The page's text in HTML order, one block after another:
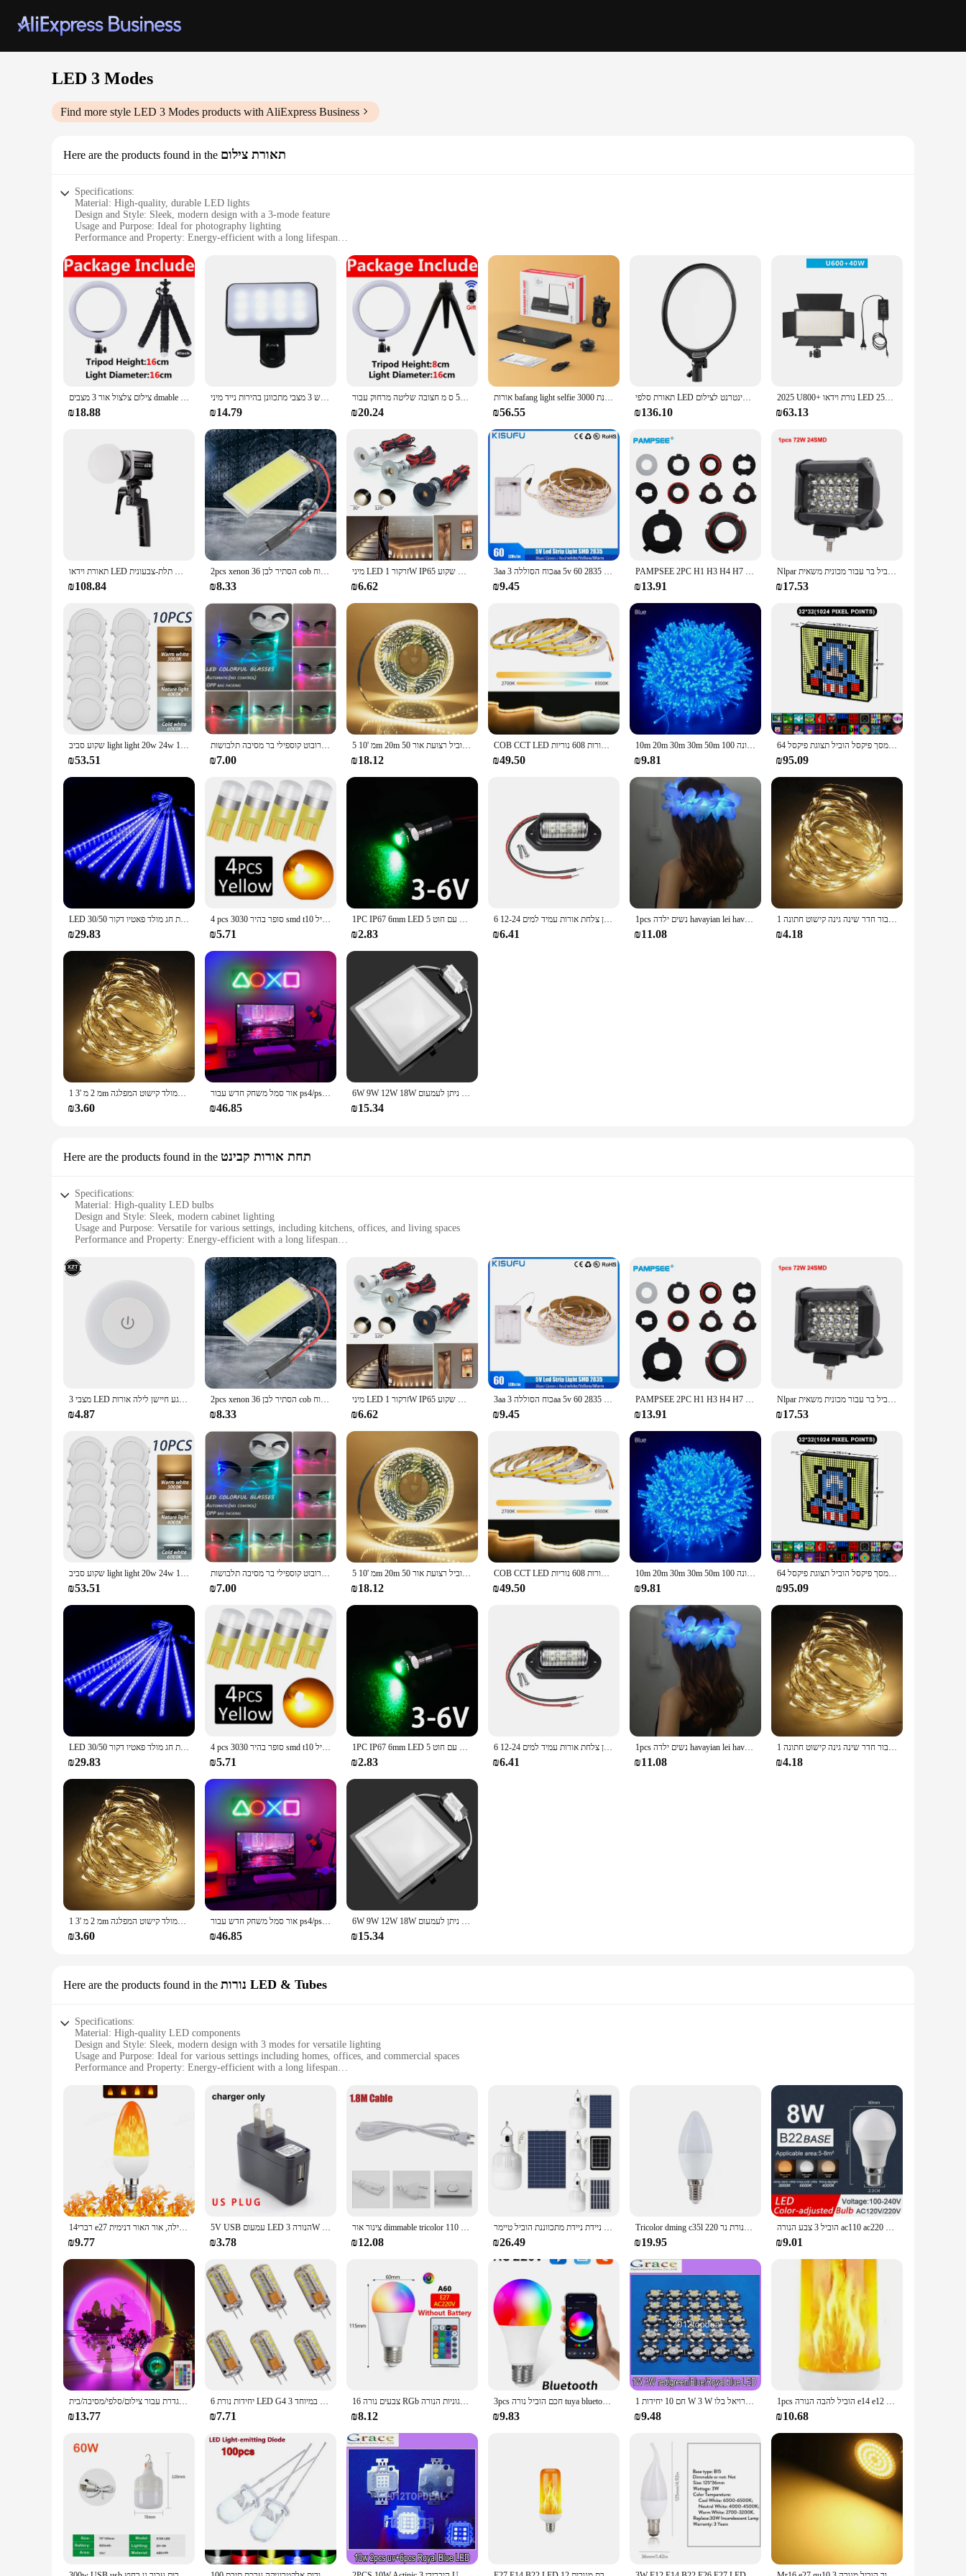
LED 3 Modes
Find more style LED 3 Modes products with AliExpress Business
Here are the products found in the תאורת צילום
Specifications:
Material: High-quality, durable LED lights
Design and Style: Sleek, modern design with a 3-mode feature
Usage and Purpose: Ideal for photography lighting
Performance and Property: Energy-efficient with a long lifespan
Applicable People: Photographers, videographers, and content creators
Features:
|Vendors|
**Enhanced Lighting for Your Creativity**
The LED 3 Modes Photography Lighting Kit is a versatile and essential tool for photographers and videographers looking to elevate their work. This kit, designed with a focus on performance and
style, offers a range of lighting options to suit various scenarios. The sleek design of the LED lights is not only aesthetically pleasing but also functional, providing ample illumination for your
projects. The energy-efficient nature of these lights ensures that you can work for extended periods without worrying about power consumption.
The LED 3 Modes Photography Lighting Kit is more than just a light source; it's a versatile tool that adapts to your creative needs. Whether you're shooting a product, a portrait, or a video, this kit has
while its durability ensures that it can withstand the rigors of frequent use.
**Ease of Use and Convenience**
The LED 3 Modes Photography Lighting Kit is designed with the user in mind. The set comes with everything you need to get started, making it an excellent choice for both beginners and
professionals. The ease of use is evident in the plug-and-play setup, allowing you to focus on your craft without the hassle of complicated installations. With its wholesale and vendor options, this kit is
not only accessible to individuals but also to businesses looking to stock up on reliable lighting equipment. The LED 3 Modes Photography Lighting Kit is a testament to the perfect blend of
functionality and convenience, making it an indispensable tool for anyone in the photography or videography industry.
צילום צלצול אור 3 מצבים dmable סלף אור טבעת עם חצובה & טלפון לעמוד עבור tiktok וידאו חי איפור למלא מנורה
₪18.88
חדש 3 מצבי מתכוונן בהירות נייד מיני selfie למלא קליפ rechargeon טלפון נייד מחשב לוח איפור
₪14.79
סלף טבעת אור 3 מצבי עעם מנורת צילום עם 50 ס מ חצובה שליטה מרחוק עבור tiktok וידאו חי איפור למלא אור
₪20.24
אורות bafang light selfie אור עבור טלפון 192, אור וידאו נטענת 3000mah, 3 מצבי אור למלא אור
₪56.55
תאורת סלפי LED בעלת 3 מצבים, קוטר גדול, ניתן לכוונון, תאורת מילוי לאיפור עם מעמד בסיס, מנורת צילום מוצקה, תאורת אינטרנט לצילום
₪136.10
2025 U800+ נורת וידאו LED לסטודיו צילום בי-צבע 2500K-8500k ניתן לכוון בעוצמה עם מעמד טריפוד רחוק להקלטת וידאו
₪63.13
תאורת וידאו LED תלת-צבעונית Andoer 2025 60W COB תאורת צילום 2800K-6800K לשידור חי ביתי סטודיו צילום מסחרי
₪108.84
2pcs xenon הסתיר לבן 36 cob הוביל כיפה מפה נורה מכונית פנים לוח
₪8.33
מיני LED זרקור 1W IP65 שקוע Downlight מקורה 12V ניתן לעמעום ספוט אור תקרת מנורת Showcase תצוגת מדרגות תאורה
₪6.62
3aa כוח הסוללה 3aa 5v הוביל רצועת רצועה 2835 60led 1 2 מ '3 מ' 4 מ '5 מ' 50cm גמיש פס אור עמיד למים סרט דיודה
₪9.45
PAMPSEE 2PC H1 H3 H4 H7 H8 H9 H11 H13 9004 9005 9006 9007 880 מתאם מחזיק בסיס שקעי מייצבת עבור S2 רכב LED פנס הנורה
₪13.91
Nlpar רכב הוביל בר אור/עבודה מחוץ למקום המבול הוביל בר עבור מכונית משאית SUV 4 x4 סירה atv ברברה הוביל 12v פנסים פנסים
₪17.53
שקוע סביב light light 20w 24w הוביל תקרה מנורת 110v 220v 230 תאורה פנימית תאורה לבן חם עבור ריקון הבית
₪53.51
משקפיים מובלים מדליקים את משקפי הסייברפאנק משקפי שמש עתידני לשנה חדשה רובוט קוספילי בר מסיבה תלבושות
₪7.00
5 מ '10m 20m 50 מ' הוביל רצועת אור ac 220v 230v 240v ip55 2835 120 נדדות סרט גמיש חבל אורות סרט תאורה 9 צבעים קישוט הבית
₪18.12
COB CCT LED רצועת אורות 608 נוריות/m צפיפות גבוהה גמיש Dimmable FOB Led קלטת 2700K כדי 6500K לשינוי תאורה DC12V 24V
₪49.50
10m 20m 30m 30m 50m 100 מ 'חג המולד גרלנד אורות הוביל מחרוזת פיות אור שפסטון מנורת שולחן תאורה דקורטיבית חיצוני למסיבת חתונה
₪9.81
מסך פיקסל הוביל תצוגת פיקסל 64 x64 rgb הוביל תצוגת לוח מטריצה עם מסך פיקסל יצירתי
₪95.09
LED מטאור מקלחת גשם אורות עמיד למים נופל טיפת גשם פיות מחרוזת אור למסיבת חג מולד פאטיו דקור 30/50CM
₪29.83
4 pcs סופר בהיר 3030 smd t10 הוביל w5w המכונית הכיפה אור אוטומטי פינוי קריאה מנורת 12 אביזרי רכב נורה דלת 12 אביזרים לבנים 6000k
₪5.71
1PC IP67 6mm LED עמיד למים מתכת מחוון מנורת עם חוט 5V 12V 24V 220V אדום/צהוב/כחול/ירוק/לבן מתכת כפתור
₪2.83
6 הוביל רכב מספר רישיון צלחת אורות עמיד למים 12-24v אוניברסלי משאית RV קרוון צלחת רישיון זנב צלחת לבן נורות צד
₪6.41
1pcs נשים ילדה havayian lei havayian lei ראש זוהרת אור השושבינות פרח כתר זר יום הולדת מסיבת חתונה
₪11.08
1 חבילת אור פיות חוט נחושת חוט אור 1/2/3/5/10 מ 'סוללה מופעל עבור חדר שינה גינה קישוט חתונה
₪4.18
1 מ 2 מ '3m חוט נחושת חוט הוביל מחרוזת אורות חג המולד תאורה פיות עץ חג המולד קישוט המפלגה
₪3.60
אור סמל משחק חדש עבור ps4/ps5 קול בקרת קול דקורטיבי עבור שחקן תחנת משחק תאורה צבעוני מסחרי הוביל
₪46.85
6W 9W 12W 18W ניתן לעמעום LED פנל Downlight כיכר זכוכית כיסוי אורות גבוהה בהיר תקרה שקוע מנורות AC85-265 + נהג
₪15.34
Here are the products found in the תחת אורות קבינט
Specifications:
Material: High-quality LED bulbs
Design and Style: Sleek, modern cabinet lighting
Usage and Purpose: Versatile for various settings, including kitchens, offices, and living spaces
Performance and Property: Energy-efficient with a long lifespan
Applicable People: Ideal for homeowners, interior designers, and wholesale vendors
**Enhanced Illumination and Design**
Illuminate your space with the LED 3 Modes Cabinet Lighting, a modern marvel that blends seamlessly with your interior design. These sleek lights are not just about functionality; they are a
statement of style. The contemporary design complements any décor, from minimalist to modern, adding a touch of elegance to your cabinets, shelves, or display cases. With a focus on both aesthetics
and practicality, these lights are perfect for creating a warm, inviting atmosphere in your home or office.
**Energy Efficiency and Longevity**
Eco-conscious homeowners and businesses will appreciate the energy-efficient nature of these LED lights. They consume less power while providing bright, consistent illumination, making them a
sustainable choice for your lighting needs. Additionally, the long lifespan of these LED bulbs means you can enjoy their benefits for years to come, reducing the need for frequent replacements and
minimizing your environmental impact.
**Versatile Lighting Options**
The LED 3 Modes Cabinet Lighting offers three distinct lighting modes, allowing you to tailor the ambiance to your mood or task. Whether you need a warm, inviting glow for relaxation or a crisp,
bright light for reading or working, these lights have got you covered. Their versatility extends to various settings, making them suitable for kitchens, offices, and living spaces, ensuring that you have
the perfect lighting solution for any room in your home or workplace.
**Ease of Installation and Wholesale Availability**
Installation is a breeze with the included hardware, making it an ideal DIY project for homeowners or a quick setup for professionals. The LED 3 Modes Cabinet Lighting is not just for individual use;
it's also an excellent choice for wholesale vendors and suppliers looking to offer a high-quality, energy-efficient lighting solution to their customers. With its wholesale availability, this product is an
excellent addition to any lighting portfolio, providing a reliable and stylish lighting option for a variety of settings.
3 מצבי LED מגע חיישן לילה אורות USB נטענת מגנטי בסיס קיר אורות עגול נייד עמעום לילה מנורת חדר דקור
₪4.87
2pcs xenon הסתיר לבן 36 cob הוביל כיפה מפה נורה מכונית פנים לוח
₪8.33
מיני LED זרקור 1W IP65 שקוע Downlight מקורה 12V ניתן לעמעום ספוט אור תקרת מנורת Showcase תצוגת מדרגות תאורה
₪6.62
3aa כוח הסוללה 3aa 5v הוביל רצועת רצועה 2835 60led 1 2 מ '3 מ' 4 מ '5 מ' 50cm גמיש פס אור עמיד למים סרט דיודה
₪9.45
PAMPSEE 2PC H1 H3 H4 H7 H8 H9 H11 H13 9004 9005 9006 9007 880 מתאם מחזיק בסיס שקעי מייצבת עבור S2 רכב LED פנס הנורה
₪13.91
Nlpar רכב הוביל בר אור/עבודה מחוץ למקום המבול הוביל בר עבור מכונית משאית SUV 4 x4 סירה atv ברברה הוביל 12v פנסים פנסים
₪17.53
שקוע סביב light light 20w 24w הוביל תקרה מנורת 110v 220v 230 תאורה פנימית תאורה לבן חם עבור ריקון הבית
₪53.51
משקפיים מובלים מדליקים את משקפי הסייברפאנק משקפי שמש עתידני לשנה חדשה רובוט קוספילי בר מסיבה תלבושות
₪7.00
5 מ '10m 20m 50 מ' הוביל רצועת אור ac 220v 230v 240v ip55 2835 120 נדדות סרט גמיש חבל אורות סרט תאורה 9 צבעים קישוט הבית
₪18.12
COB CCT LED רצועת אורות 608 נוריות/m צפיפות גבוהה גמיש Dimmable FOB Led קלטת 2700K כדי 6500K לשינוי תאורה DC12V 24V
₪49.50
10m 20m 30m 30m 50m 100 מ 'חג המולד גרלנד אורות הוביל מחרוזת פיות אור שפסטון מנורת שולחן תאורה דקורטיבית חיצוני למסיבת חתונה
₪9.81
מסך פיקסל הוביל תצוגת פיקסל 64 x64 rgb הוביל תצוגת לוח מטריצה עם מסך פיקסל יצירתי
₪95.09
LED מטאור מקלחת גשם אורות עמיד למים נופל טיפת גשם פיות מחרוזת אור למסיבת חג מולד פאטיו דקור 30/50CM
₪29.83
4 pcs סופר בהיר 3030 smd t10 הוביל w5w המכונית הכיפה אור אוטומטי פינוי קריאה מנורת 12 אביזרי רכב נורה דלת 12 אביזרים לבנים 6000k
₪5.71
1PC IP67 6mm LED עמיד למים מתכת מחוון מנורת עם חוט 5V 12V 24V 220V אדום/צהוב/כחול/ירוק/לבן מתכת כפתור
₪2.83
6 הוביל רכב מספר רישיון צלחת אורות עמיד למים 12-24v אוניברסלי משאית RV קרוון צלחת רישיון זנב צלחת לבן נורות צד
₪6.41
1pcs נשים ילדה havayian lei havayian lei ראש זוהרת אור השושבינות פרח כתר זר יום הולדת מסיבת חתונה
₪11.08
1 חבילת אור פיות חוט נחושת חוט אור 1/2/3/5/10 מ 'סוללה מופעל עבור חדר שינה גינה קישוט חתונה
₪4.18
1 מ 2 מ '3m חוט נחושת חוט הוביל מחרוזת אורות חג המולד תאורה פיות עץ חג המולד קישוט המפלגה
₪3.60
אור סמל משחק חדש עבור ps4/ps5 קול בקרת קול דקורטיבי עבור שחקן תחנת משחק תאורה צבעוני מסחרי הוביל
₪46.85
6W 9W 12W 18W ניתן לעמעום LED פנל Downlight כיכר זכוכית כיסוי אורות גבוהה בהיר תקרה שקוע מנורות AC85-265 + נהג
₪15.34
Here are the products found in the נורות LED & Tubes
Specifications:
Material: High-quality LED components
Design and Style: Sleek, modern design with 3 modes for versatile lighting
Usage and Purpose: Ideal for various settings including homes, offices, and commercial spaces
Performance and Property: Energy-efficient with a long lifespan
Applicable People: Suitable for both wholesale vendors and individual customers
**Versatile Lighting Options**
The LED 3 Modes lighting fixture is a versatile addition to any space, offering three distinct lighting modes to suit your needs. Whether you're looking for a warm, ambient glow or a bright, focused
beam, this lighting solution has got you covered. The sleek design and modern style make it a seamless fit for contemporary interiors, while the energy-efficient LED technology ensures long-term
cost savings and environmental sustainability.
**Installation Made Easy**
With the LED 3 Modes lighting fixture, installation is a breeze. The package includes all necessary parts, making it easy for both wholesale vendors and individual customers to set up their lighting
solutions. The lightweight design and compact size allow for effortless installation in a variety of settings, from homes to commercial spaces. This user-friendly approach ensures that anyone can enjoy
the benefits of this innovative lighting solution.
**Durable and Reliable**
The LED 3 Modes lighting fixture is not just a purchase; it's an investment in your lighting needs. Whether you're looking to enhance the ambiance of your living room or provide focused lighting in
your office, this product is designed to meet and exceed your expectations.
רברי14 e27 מוביל 3 תפקיד נורה אש ב-22 מובילה תירז ב-22 מוביל תרצת ב-22 מובילה, אור האור דנימית
₪9.77
5V USB עמעום LED הנורה 3W 10W אורות קריאת לילה מנורות קיר תליית מתכוונן לקמפינג בית נורות אור כדור B4
₪3.78
צינור אור dimmable tricolor עם שלט רחוק 110v/220v תאורה הוביל צינורות עבור מתקן מנורות סלון מטבח המוסך
₪12.08
נורות סולאריות מחוץ נייד 3 מצבי אור נורה סולארית ניידת ניידת מתכווננת הוביל טיימר
₪26.49
Tricolor dming c35l הנורה הנגרם מנורת נר 220v e27 e14 אנרגיה חיסכון סופר בהיר בועת מחודד למשוך זנב
₪19.95
הוביל 3 צבע הנורה ac110 ac220 e27 b22 8w-24w cct זיכרון פונקציה צבע איפוס אור עבור תאורה פנים
₪9.01
מנורת הקרנה הקרנה הוביל אורות עם שלט, 16 צבעים לילה אור קשת 4 מצבים הגדרת עבור צילום/סלפי/מסיבה/בית
₪13.77
6 יחידות נורת LED G4 מבריקה במיוחד 3W 5W 7W 9W 12W 15W 220V AC 12V נורת כוח קבועה לתאורת LED G4 3014 SMD
₪7.71
16 צבעים נורה RGb הוביל ססגוניות הנורה e27 בסיס 220v תאורה ביתית דגדית 24 אווירה שליטה מרחוק אור ניאון
₪8.12
3pcs חכם הוביל נורה tuya bluetooth rgbcw אור יישום בקרת e27 220v-240v 110 צבעוני led מנורה עבור חדר שינה
₪9.83
חם 10 יחידות 1 W 3 W מתח גבוה חם לבן/מגניב לבן לבן/טבעי לבן/אדום/ירוק/כחול/רויאל בלו LED עם pcb כוכב 20 מ"מ
₪9.48
1pcs הוביל להבה הנורה e14 e12 b22 e27 מנורת אש הוביל הנורה 4 מצבי צד הוביל אור דינמי להבה אור 8v 265v תאורה הביתה
₪10.68